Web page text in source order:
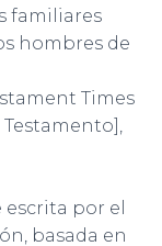
familiares
hombres de
Times
por el
basada en